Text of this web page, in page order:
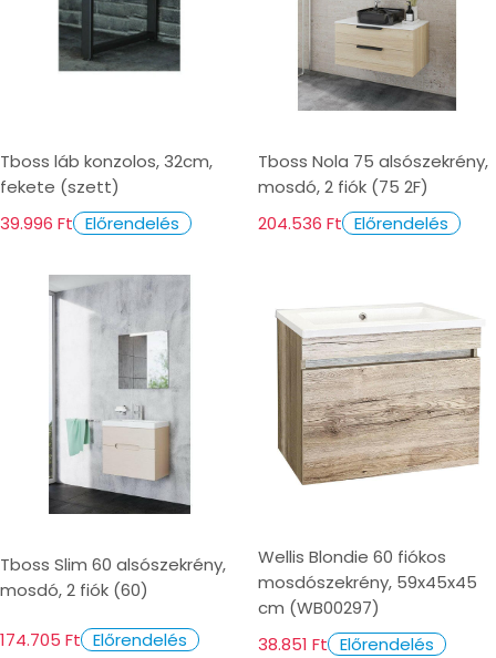
Tboss láb konzolos, 32cm,
fekete (szett)
39.996 Ft Előrendelés
Tboss Nola 75 alsószekrény,
mosdó, 2 fiók (75 2F)
204.536 Ft Előrendelés
Tboss Slim 60 alsószekrény,
mosdó, 2 fiók (60)
174.705 Ft Előrendelés
Wellis Blondie 60 fiókos
mosdószekrény, 59x45x45
cm (WB00297)
38.851 Ft Előrendelés